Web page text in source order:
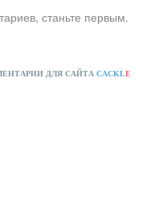
станьте первым.
ДЛЯ САЙТА CACKLE